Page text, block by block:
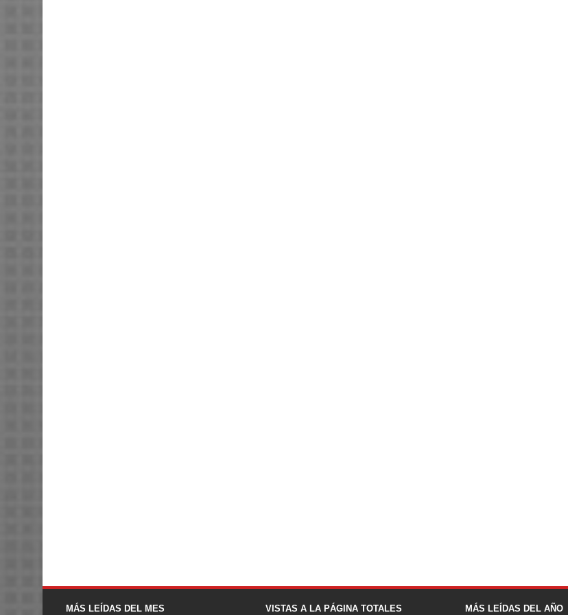
MÁS LEÍDAS DEL MES VISTAS A LA PÁGINA TOTALES MÁS LEÍDAS DEL AÑO